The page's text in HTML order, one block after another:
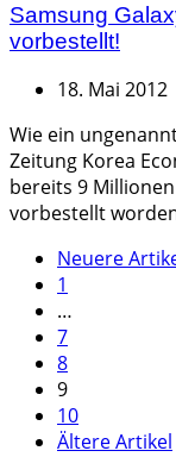
Samsung
vorbestellt!
18. Mai 2012
Wie ein
Zeitung Korea
bereits 9
vorbestellt
der
Beiträge
Neuere
1
…
7
8
9
10
Ältere Artikel